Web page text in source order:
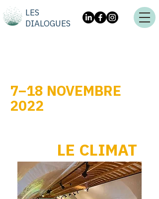
LES
DIALOGUES
7–18 NOVEMBRE
2022
LE CLIMAT